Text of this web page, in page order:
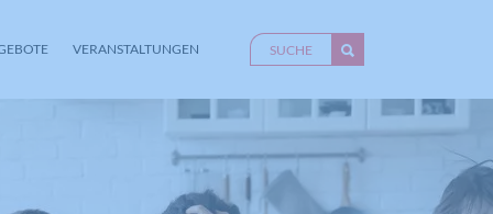
VERANSTALTUNGEN